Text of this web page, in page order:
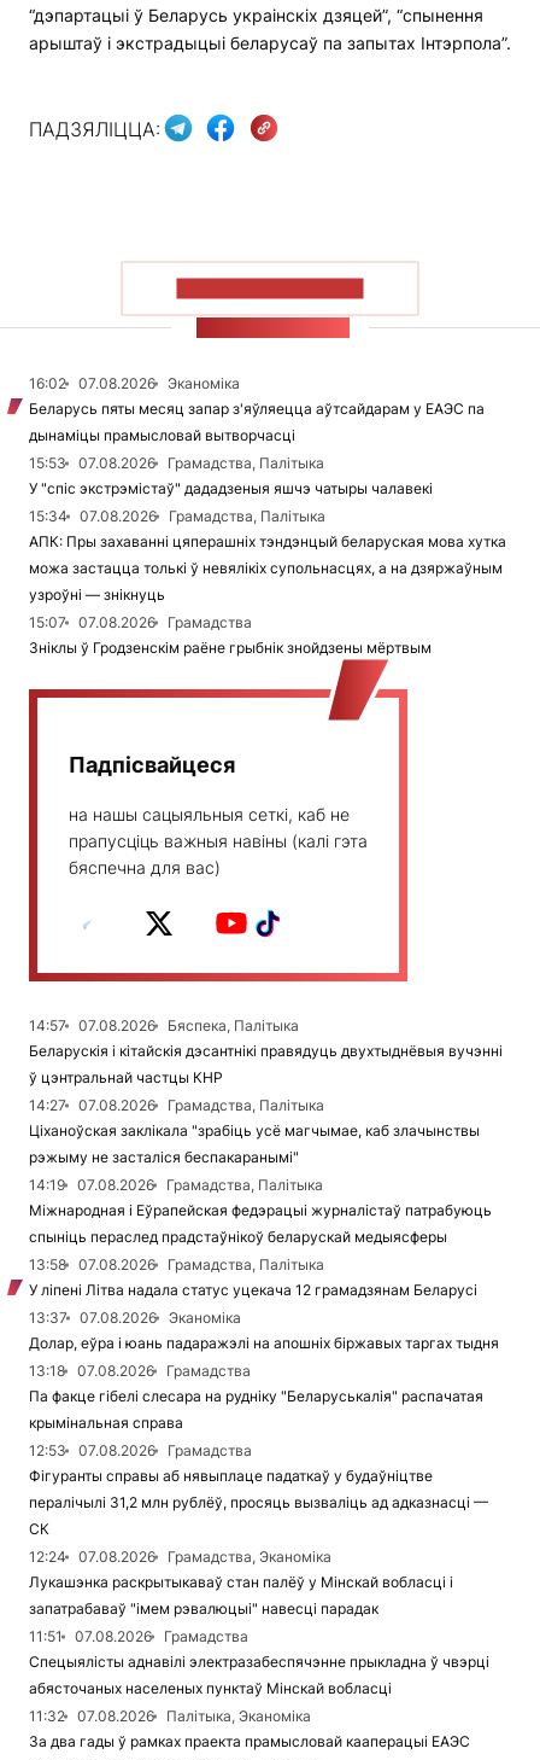
“дэпартацыі ў Беларусь украінскіх дзяцей”, “спынення
арыштаў і экстрадыцыі беларусаў па запытах Інтэрпола”.
ПАДЗЯЛІЦЦА:
16:02 07.08.2026
Эканоміка
Беларусь пяты месяц запар з'яўляецца аўтсайдарам у ЕАЭС па
дынаміцы прамысловай вытворчасці
15:53
07.08.2026
Грамадства, Палітыка
У "спіс экстрэмістаў" дададзеныя яшчэ чатыры чалавекі
15:34
07.08.2026
Грамадства, Палітыка
АПК: Пры захаванні цяперашніх тэндэнцый беларуская мова хутка
можа застацца толькі ў невялікіх супольнасцях, а на дзяржаўным
узроўні — знікнуць
15:07
07.08.2026
Грамадства
Зніклы ў Гродзенскім раёне грыбнік знойдзены мёртвым
Падпісвайцеся
на нашы сацыяльныя сеткі, каб не
прапусціць важныя навіны (калі гэта
бяспечна для вас)
14:57 07.08.2026
Бяспека, Палітыка
Беларускія і кітайскія дэсантнікі правядуць двухтыднёвыя вучэнні
ў цэнтральнай частцы КНР
14:27
07.08.2026
Грамадства, Палітыка
Ціханоўская заклікала "зрабіць усё магчымае, каб злачынствы
рэжыму не засталіся беспакаранымі"
14:19
07.08.2026
Грамадства, Палітыка
Міжнародная і Еўрапейская федэрацыі журналістаў патрабуюць
спыніць пераслед прадстаўнікоў беларускай медыясферы
13:58
07.08.2026
Грамадства, Палітыка
У ліпені Літва надала статус уцекача 12 грамадзянам Беларусі
13:37
07.08.2026
Эканоміка
Долар, еўра і юань падаражэлі на апошніх біржавых таргах тыдня
13:18
07.08.2026
Грамадства
Па факце гібелі слесара на рудніку "Беларуськалія" распачатая
крымінальная справа
12:53
07.08.2026
Грамадства
Фігуранты справы аб нявыплаце падаткаў у будаўніцтве
пералічылі 31,2 млн рублёў, просяць вызваліць ад адказнасці —
СК
12:24
07.08.2026
Грамадства, Эканоміка
Лукашэнка раскрытыкаваў стан палёў у Мінскай вобласці і
запатрабаваў "імем рэвалюцыі" навесці парадак
11:51
07.08.2026
Грамадства
Спецыялісты аднавілі электразабеспячэнне прыкладна ў чвэрці
абясточаных населеных пунктаў Мінскай вобласці
11:32
07.08.2026
Палітыка, Эканоміка
За два гады ў рамках праекта прамысловай кааперацыі ЕАЭС